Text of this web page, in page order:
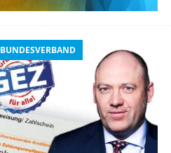
BUNDESVERBAND